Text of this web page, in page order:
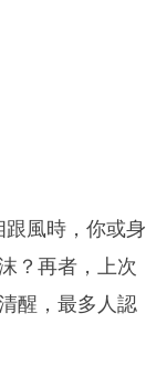
風時，你或身
？再者，上次
醒，最多人認